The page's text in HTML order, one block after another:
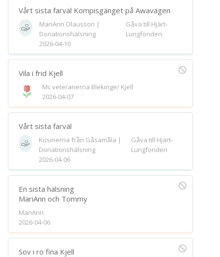
Välj bakgrund Symbol
Vårt sista farväl Kompisgänget på Awavägen
MariAnn Olausson |
Donationshälsning
2026-04-10
Gåva till Hjärt-
Lungfonden
Vila i frid Kjell
Mc veteranerna Blekinge/ Kjell
2026-04-07
Vårt sista farväl
Kusinerna från Gåsamåla |
Donationshälsning
2026-04-06
Gåva till Hjärt-
Lungfonden
En sista hälsning
MariAnn och Tommy
MariAnn
2026-04-06
Sov i ro fina Kjell